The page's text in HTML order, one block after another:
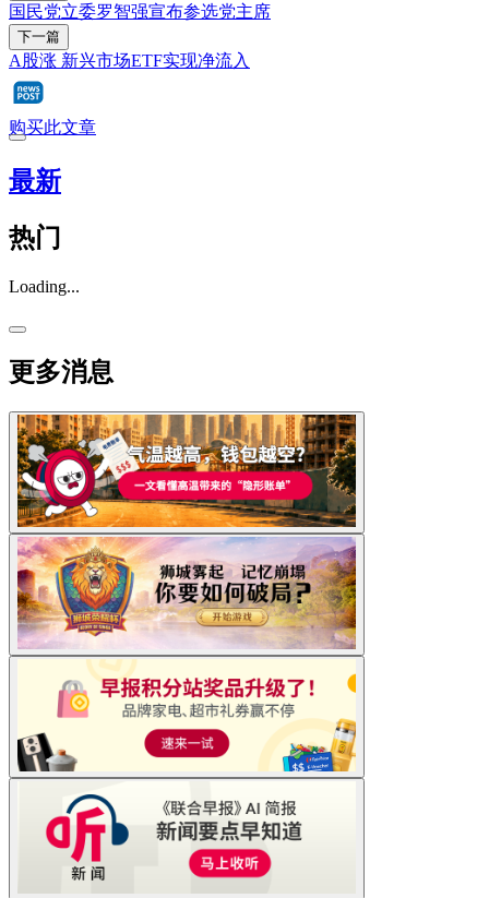
国民党立委罗智强宣布参选党主席
下一篇
A股涨 新兴市场ETF实现净流入
购买此文章
最新
热门
Loading...
更多消息